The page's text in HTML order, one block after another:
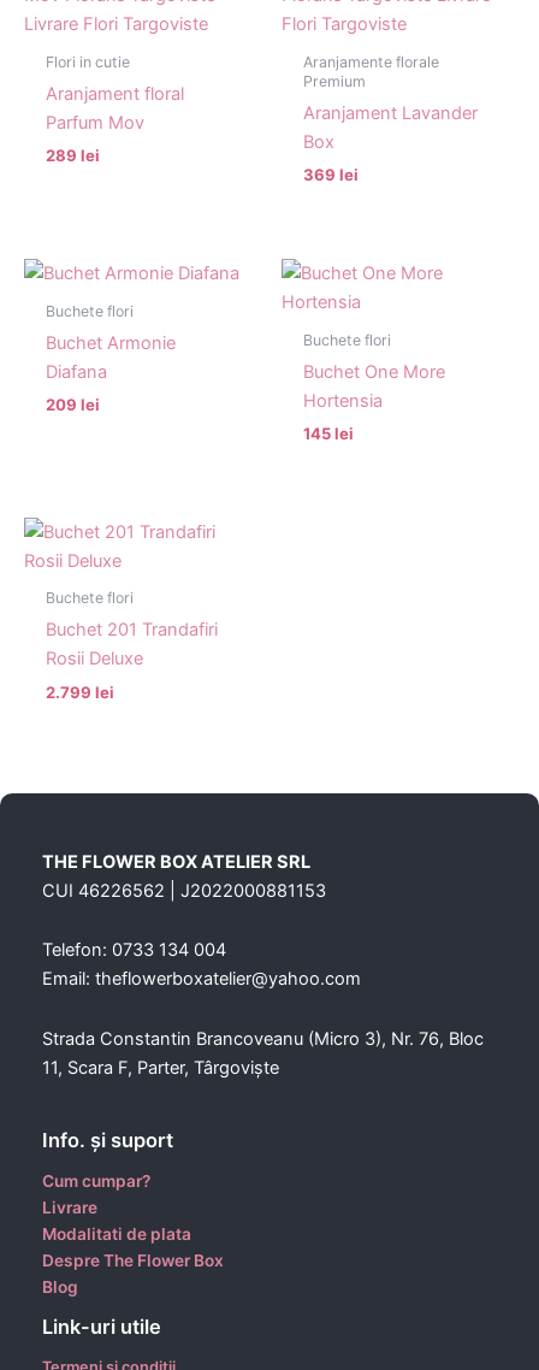
Flori in cutie
Aranjament floral
Parfum Mov
289 lei
Aranjamente florale
Premium
Aranjament Lavander
Box
369 lei
Buchete flori
Buchet Armonie
Diafana
209 lei
Buchete flori
Buchet One More
Hortensia
145 lei
Buchete flori
Buchet 201 Trandafiri
Rosii Deluxe
2.799 lei
THE FLOWER BOX ATELIER SRL
CUI 46226562 | J2022000881153
Telefon: 0733 134 004
Email: theflowerboxatelier@yahoo.com
Strada Constantin Brancoveanu (Micro 3), Nr. 76, Bloc
11, Scara F, Parter, Târgoviște
Info. şi suport
Cum cumpar?
Livrare
Modalitati de plata
Despre The Flower Box
Blog
Link-uri utile